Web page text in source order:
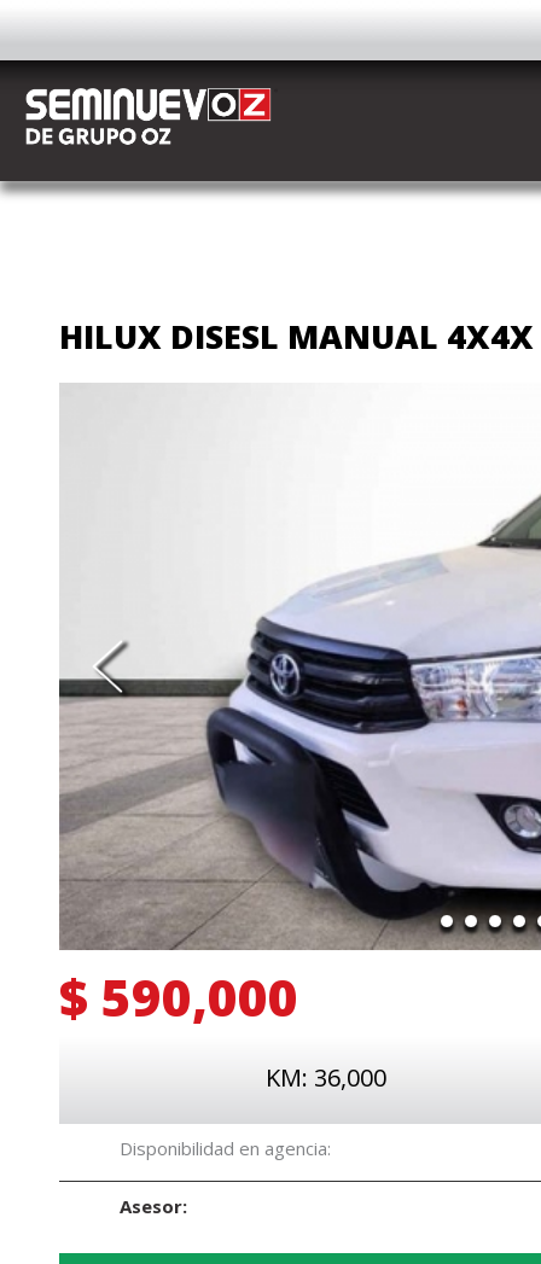
HILUX DISESL MANUAL 4X4X
$ 590,000
KM: 36,000
Disponibilidad en agencia:
Asesor: